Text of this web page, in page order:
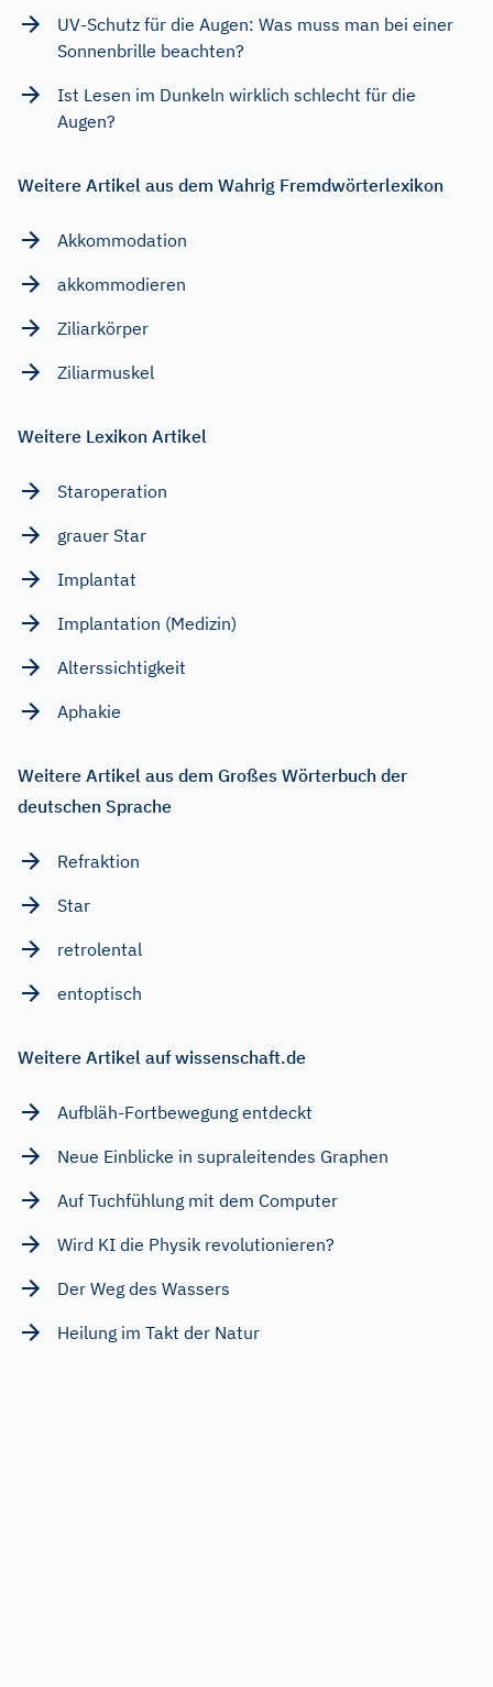
UV-Schutz für die Augen: Was muss man bei einer
Sonnenbrille beachten?
Ist Lesen im Dunkeln wirklich schlecht für die
Augen?
Weitere Artikel aus dem Wahrig Fremdwörterlexikon
Akkommodation
akkommodieren
Ziliarkörper
Ziliarmuskel
Weitere Lexikon Artikel
Staroperation
grauer Star
Implantat
Implantation (Medizin)
Alterssichtigkeit
Aphakie
Weitere Artikel aus dem Großes Wörterbuch der
deutschen Sprache
Refraktion
Star
retrolental
entoptisch
Weitere Artikel auf wissenschaft.de
Aufbläh-Fortbewegung entdeckt
Neue Einblicke in supraleitendes Graphen
Auf Tuchfühlung mit dem Computer
Wird KI die Physik revolutionieren?
Der Weg des Wassers
Heilung im Takt der Natur